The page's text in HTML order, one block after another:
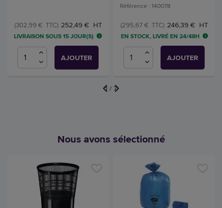
252,49 € HT
(302,99 € TTC)
LIVRAISON SOUS 15 JOUR(S)
AJOUTER
Référence : 140078
246,39 € HT
(295,67 € TTC)
EN STOCK, LIVRÉ EN 24/48H
AJOUTER
1 / 7
Nous avons sélectionné